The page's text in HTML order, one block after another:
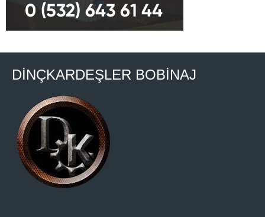
DİNÇKARDEŞLER BOBİNAJ